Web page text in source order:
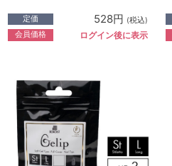
定価 528円 (税込)
会員価格 ログイン後に表示